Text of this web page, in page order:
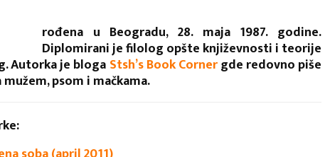
rođena u Beogradu, 28. maja 1987. godine.
Diplomirani je filolog opšte književnosti i teorije
Autorka je bloga Stsh’s Book Cornergde redovno piše
psom i mačkama.